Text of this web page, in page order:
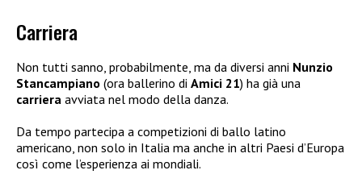
Carriera
Non tutti sanno, probabilmente, ma da diversi anni Nunzio
Stancampiano (ora ballerino di Amici 21) ha già una
carriera avviata nel modo della danza.
Da tempo partecipa a competizioni di ballo latino
americano, non solo in Italia ma anche in altri Paesi d’Europa
così come l’esperienza ai mondiali.